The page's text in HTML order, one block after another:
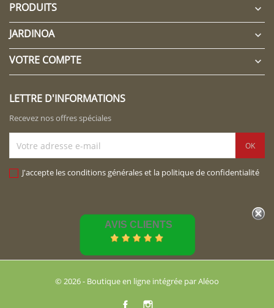
PRODUITS

JARDINOA 
VOTRE COMPTE 
LETTRE D'INFORMATIONS
Recevez nos offres spéciales
J'accepte les conditions générales et la politique de confidentialité
AVIS CLIENTS
© 2026 - Boutique en ligne intégrée par Aléoo
Facebook